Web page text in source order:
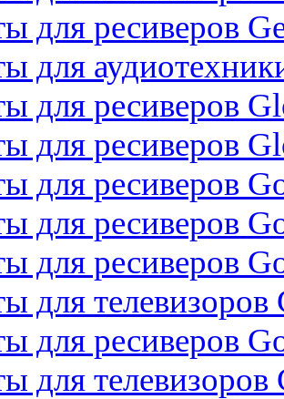
для ресиверов
для
для ресиверов
для ресиверов
для ресиверов
для ресиверов
для ресиверов
для телевизоров
для ресиверов
для телевизоров